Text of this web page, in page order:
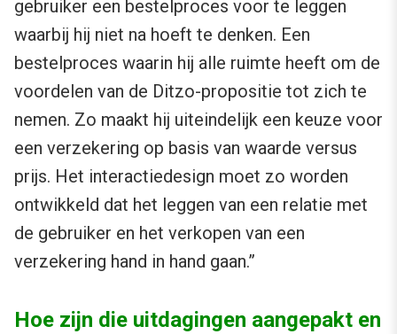
gebruiker een bestelproces voor te leggen
waarbij hij niet na hoeft te denken. Een
bestelproces waarin hij alle ruimte heeft om de
voordelen van de Ditzo-propositie tot zich te
nemen. Zo maakt hij uiteindelijk een keuze voor
een verzekering op basis van waarde versus
prijs. Het interactiedesign moet zo worden
ontwikkeld dat het leggen van een relatie met
de gebruiker en het verkopen van een
verzekering hand in hand gaan.”
Hoe zijn die uitdagingen aangepakt en